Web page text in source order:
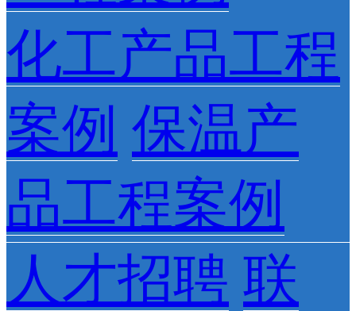
化工产品工程
案例 保温产
品工程案例
人才招聘 联